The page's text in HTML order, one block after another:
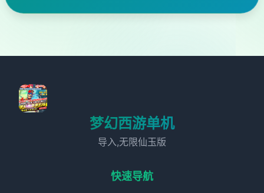
梦幻西游单机
导入,无限仙玉版
快速导航